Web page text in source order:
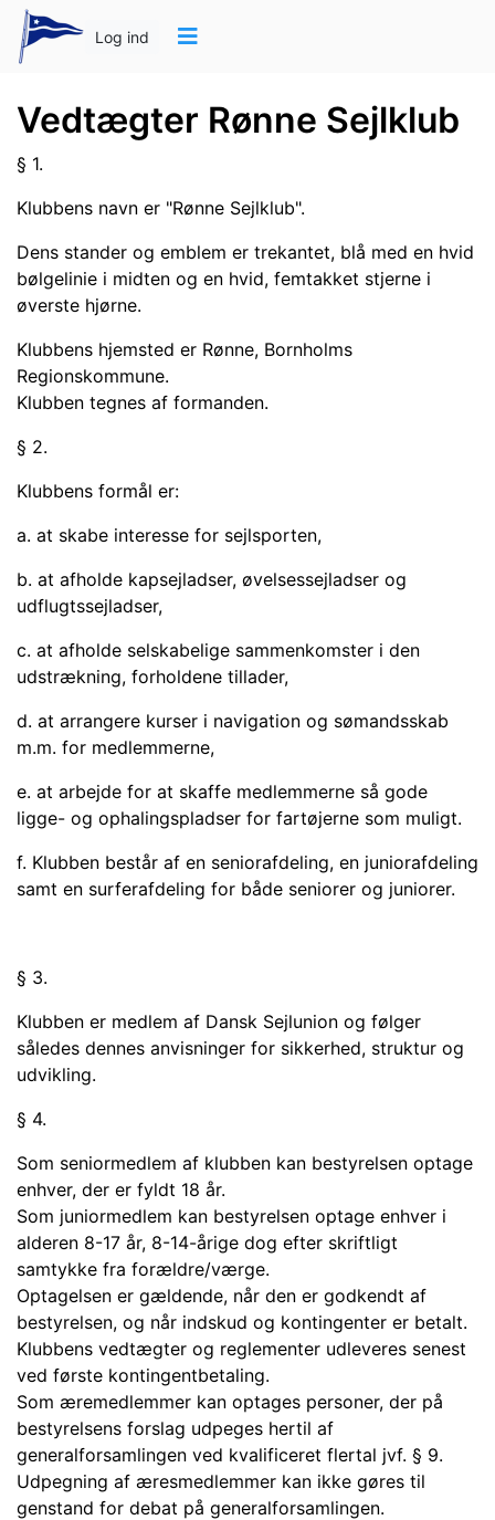
Log ind
Vedtægter Rønne Sejlklub
§ 1.
Klubbens navn er "Rønne Sejlklub".
Dens stander og emblem er trekantet, blå med en hvid
bølgelinie i midten og en hvid, femtakket stjerne i
øverste hjørne.
Klubbens hjemsted er Rønne, Bornholms
Regionskommune.
Klubben tegnes af formanden.
§ 2.
Klubbens formål er:
a. at skabe interesse for sejlsporten,
b. at afholde kapsejladser, øvelsessejladser og
udflugtssejladser,
c. at afholde selskabelige sammenkomster i den
udstrækning, forholdene tillader,
d. at arrangere kurser i navigation og sømandsskab
m.m. for medlemmerne,
e. at arbejde for at skaffe medlemmerne så gode
ligge- og ophalingspladser for far­tøjerne som muligt.
f. Klubben består af en seniorafdeling, en juniorafdeling
samt en surferafdeling for både seniorer og juniorer.
§ 3.
Klubben er medlem af Dansk Sejlunion og følger
således dennes anvisninger for sikkerhed, struktur og
udvikling.
§ 4.
Som seniormedlem af klubben kan bestyrelsen optage
enhver, der er fyldt 18 år.
Som juniormedlem kan bestyrelsen optage enhver i
alderen 8-17 år, 8-14-årige dog efter skriftligt
samtykke fra forældre/værge.
Optagelsen er gældende, når den er godkendt af
bestyrelsen, og når indskud og kontingenter er betalt.
Klubbens vedtægter og reglementer udleveres senest
ved første kontingentbetaling.
Som æremedlemmer kan optages personer, der på
bestyrelsens forslag udpeges hertil af
generalforsamlingen ved kvalificeret flertal jvf. § 9.
Udpegning af æresmedlemmer kan ikke gøres til
genstand for debat på generalforsamlingen.